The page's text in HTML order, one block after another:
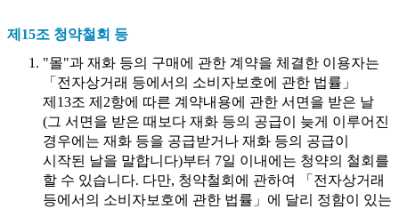
제15조 청약철회 등
"몰"과 재화 등의 구매에 관한 계약을 체결한 이용자는
「전자상거래 등에서의 소비자보호에 관한 법률」
제13조 제2항에 따른 계약내용에 관한 서면을 받은 날
(그 서면을 받은 때보다 재화 등의 공급이 늦게 이루어진
경우에는 재화 등을 공급받거나 재화 등의 공급이
시작된 날을 말합니다)부터 7일 이내에는 청약의 철회를
할 수 있습니다. 다만, 청약철회에 관하여 「전자상거래
등에서의 소비자보호에 관한 법률」에 달리 정함이 있는